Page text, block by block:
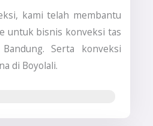
kami telah membantu
untuk bisnis konveksi tas
Serta konveksi
di Boyolali.